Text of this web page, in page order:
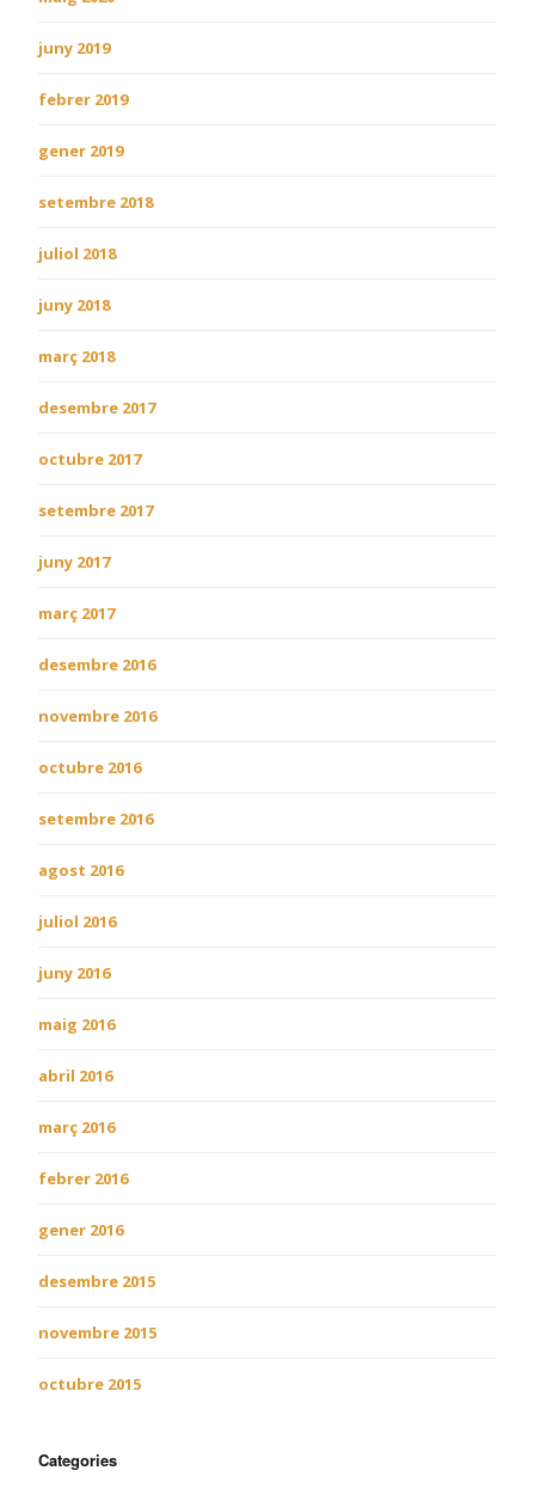
juny 2019
febrer 2019
gener 2019
setembre 2018
juliol 2018
juny 2018
març 2018
desembre 2017
octubre 2017
setembre 2017
juny 2017
març 2017
desembre 2016
novembre 2016
octubre 2016
setembre 2016
agost 2016
juliol 2016
juny 2016
maig 2016
abril 2016
març 2016
febrer 2016
gener 2016
desembre 2015
novembre 2015
octubre 2015
Categories